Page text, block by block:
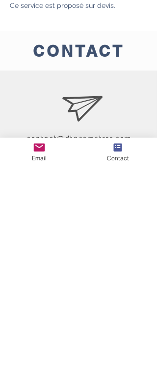
Ce service est proposé sur devis.
CONTACT
contact@dtgeometres.com
Email Contact